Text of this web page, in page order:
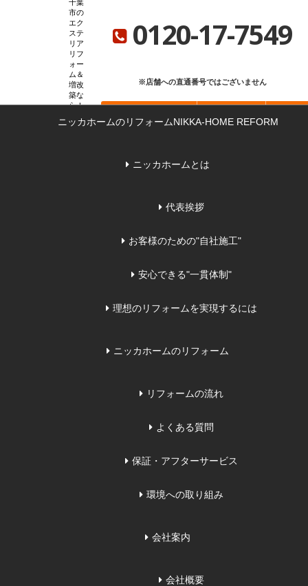
ニッカホーム総合サイト
千葉
市の
エク
ステ
リア
リフ
ォー
ム＆
増改
築な
ら
0120-17-7549
※店舗への直通番号ではございません
ニッカホームのリフォームNIKKA-HOME REFORM
ニッカホームとは
代表挨拶
お客様のための"自社施工"
安心できる"一貫体制"
理想のリフォームを実現するには
ニッカホームのリフォーム
リフォームの流れ
よくある質問
保証・アフターサービス
環境への取り組み
会社案内
会社概要